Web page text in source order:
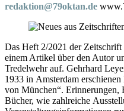
redaktion@79oktan.de
Das Heft 2/2021 der
einem Artikel über den Autor
Tredelwehr auf. Gehrhard
1933 in Amsterdam
von München“. Erinnerungen,
Bücher, wie zahlreiche